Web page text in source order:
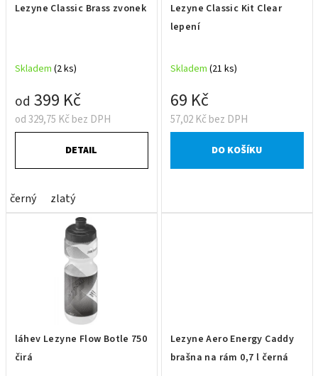
k
Lezyne Classic Brass zvonek
Skladem (2 ks)
od 329,75 Kč bez DPH
od 399 Kč
DETAIL
černý zlatý
Lezyne Classic Kit Clear
lepení
Skladem (21 ks)
57,02 Kč bez DPH
69 Kč
DO KOŠÍKU
láhev Lezyne Flow Botle 750
čirá
Lezyne Aero Energy Caddy
brašna na rám 0,7 l černá